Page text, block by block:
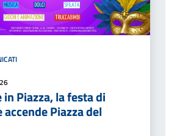
in Piazza, la festa di
accende Piazza del